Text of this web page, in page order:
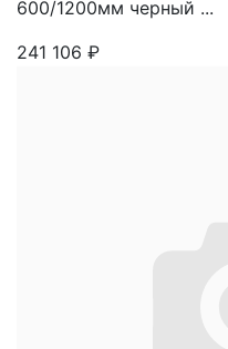
600/1200мм черный ...
241 106 ₽